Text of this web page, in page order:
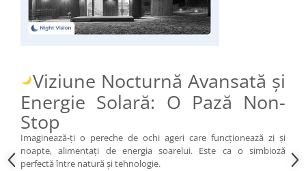
Viziune Nocturnă Avansată și
Energie Solară: O Pază Non-
Stop
Imaginează-ți o pereche de ochi ageri care funcționează zi și
noapte, alimentați de energia soarelui. Este ca o simbioză
perfectă între natură și tehnologie.